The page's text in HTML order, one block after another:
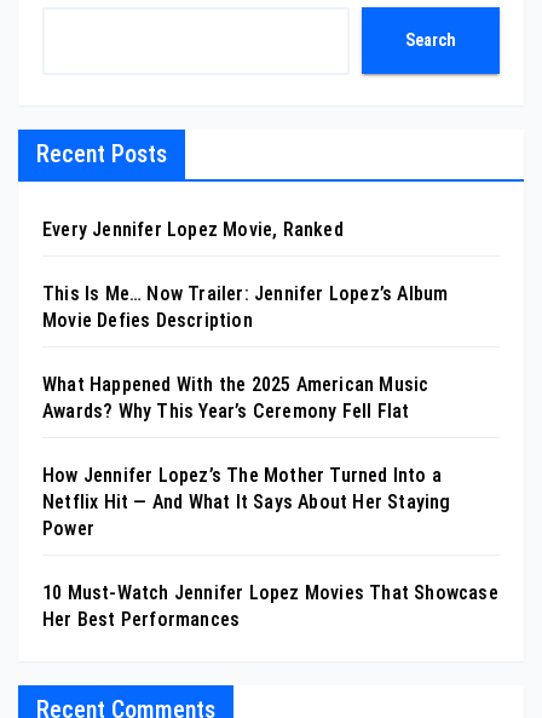
Search
Recent Posts
Every Jennifer Lopez Movie, Ranked
This Is Me… Now Trailer: Jennifer Lopez’s Album
Movie Defies Description
What Happened With the 2025 American Music
Awards? Why This Year’s Ceremony Fell Flat
How Jennifer Lopez’s The Mother Turned Into a
Netflix Hit — And What It Says About Her Staying
Power
10 Must-Watch Jennifer Lopez Movies That Showcase
Her Best Performances
Recent Comments